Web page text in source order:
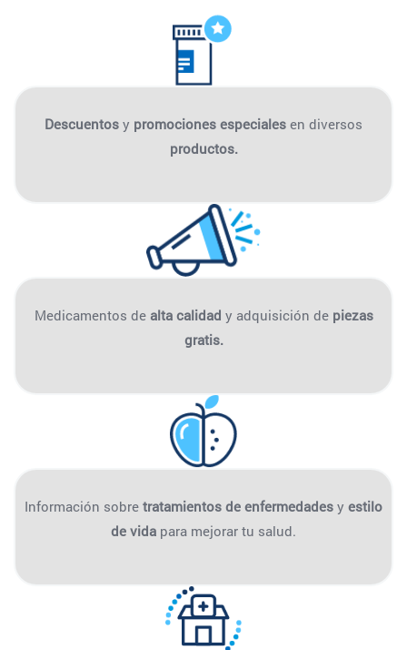
Descuentos y promociones especiales en diversos
productos.
Medicamentos de alta calidad y adquisición de piezas
gratis.
Información sobre tratamientos de enfermedades y estilo
de vida para mejorar tu salud.